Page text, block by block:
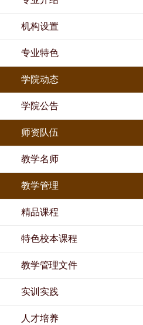
机构设置
专业特色
学院动态
学院公告
师资队伍
教学名师
教学管理
精品课程
特色校本课程
教学管理文件
实训实践
人才培养